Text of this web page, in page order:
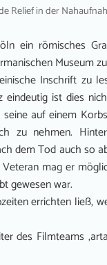
Relief in der
ein römisches
Museum
Inschrift zu
eindeutig ist dies
auf einem
zu nehmen.
dem Tod auch so
mag er
gewesen war.
errichten ließ,
des Filmteams